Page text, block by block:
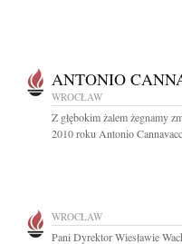
ANTONIO
WROCŁAW
Z głębokim żalem żegnamy
2010 roku Antonio
WROCŁAW
Pani Dyrektor Wiesławie